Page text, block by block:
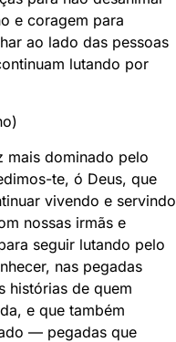
e coragem para
ao lado das pessoas
lutando por
mais dominado pelo
te, ó Deus, que
vivendo e servindo
nossas irmãs e
seguir lutando pelo
nas pegadas
histórias de quem
e que também
— pegadas que